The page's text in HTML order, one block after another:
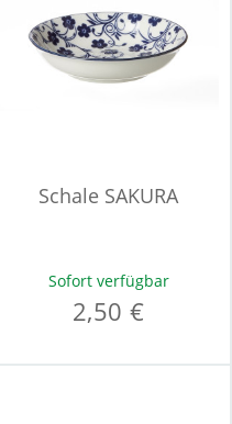
Schale SAKURA
Sofort verfügbar
2,50 €